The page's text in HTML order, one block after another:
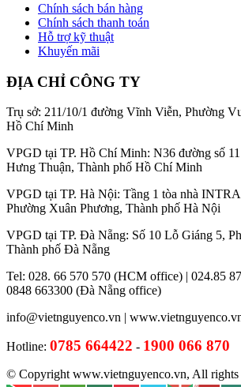
Chính sách bán hàng
Chính sách thanh toán
Hỗ trợ kỹ thuật
Khuyến mãi
ĐỊA CHỈ CÔNG TY
Trụ sở: 211/10/1 đường Vĩnh Viễn, Phường
Hồ Chí Minh
VPGD tại TP. Hồ Chí Minh: N36 đường số
Hưng Thuận, Thành phố Hồ Chí Minh
VPGD tại TP. Hà Nội: Tầng 1 tòa nhà
Phường Xuân Phương, Thành phố Hà Nội
VPGD tại TP. Đà Nẵng: Số 10 Lỗ Giáng 5,
Thành phố Đà Nẵng
Tel: 028. 66 570 570 (HCM office) | 024.85
0848 663300 (Đà Nẵng office)
info@vietnguyenco.vn |
Hotline: 0785 664422 - 1900 066 870
© Copyright www.vietnguyenco.vn, All rights